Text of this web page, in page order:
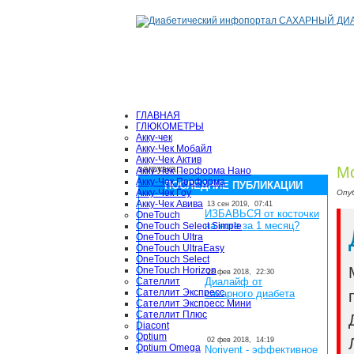
ГЛАВНАЯ
ГЛЮКОМЕТРЫ
Акку-чек
Акку-Чек Мобайл
Акку-Чек Актив
Акку-Чек Перформа Нано
Акку-Чек Перформа
Акку-Чек Гоу
Акку-Чек Авива
OneTouch
OneTouch Select Simple
OneTouch Ultra
OneTouch UltraEasy
OneTouch Select
OneTouch Horizon
Сателлит
Сателлит Экспресс
Сателлит Экспресс Мини
Сателлит Плюс
Diacont
Optium
Optium Omega
загрузка...
ПОСЛЕДНИЕ ПУБЛИКАЦИИ
13 сен 2019, 07:41
ИЗБАВЬСЯ от косточки
на ноге за 1 месяц?
28 фев 2018, 22:30
Диалайф от
сахарного диабета
02 фев 2018, 14:19
Norivent - эффективное